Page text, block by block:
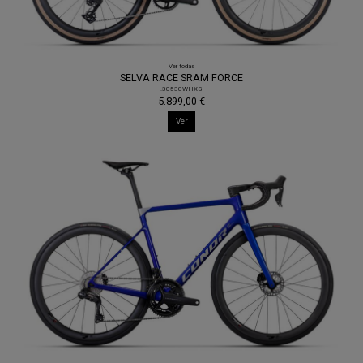
Ver todas
SELVA RACE SRAM FORCE
.30530WHXS
5.899,00 €
Ver